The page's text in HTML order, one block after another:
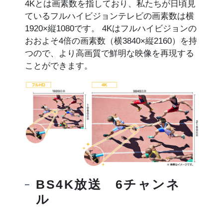
4Kとは画素数を指しており、私たちが日頃見
ているフルハイビジョンテレビの画素数は横
1920×縦1080です。 4Kはフルハイビジョンの
おおよそ4倍の画素数（横3840×縦2160）を持
つので、より高画質で鮮明な映像を再現する
ことができます。
BS4K放送 6チャンネ
ル